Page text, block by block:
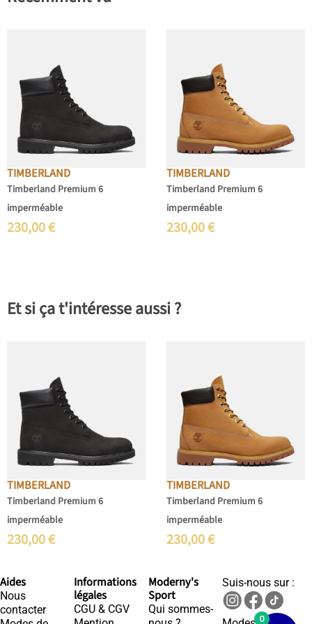
TIMBERLAND
Timberland Premium 6
imperméable
230,00€
TIMBERLAND
Timberland Premium 6
imperméable
230,00€
Et si ça t'intéresse aussi ?
TIMBERLAND
Timberland Premium 6
imperméable
230,00€
TIMBERLAND
Timberland Premium 6
imperméable
230,00€
Aides
Nous
contacter
Informations
légales
CGU & CGV
Moderny's
Sport
Qui sommes-
Suis-nous sur :
0